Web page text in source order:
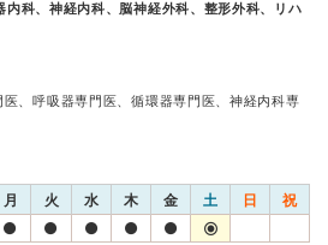
内科、神経内科、脳神経外科、整形外科、リハ
、呼吸器専門医、循環器専門医、神経内科専
月 火 水 木 金 土 日 祝